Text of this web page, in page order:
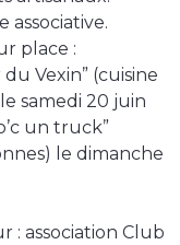
associative.
place :
Vexin” (cuisine
samedi 20 juin
un truck”
le dimanche
: association Club